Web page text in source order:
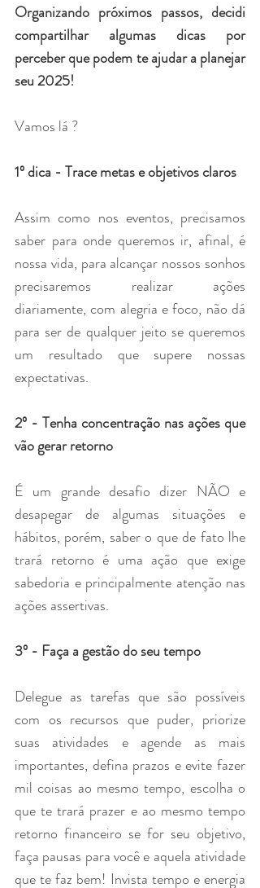
Organizando próximos passos, decidi
compartilhar algumas dicas por
perceber que podem te ajudar a planejar
seu 2025!
Vamos lá ?
1º dica - Trace metas e objetivos claros
Assim como nos eventos, precisamos
saber para onde queremos ir, afinal, é
nossa vida, para alcançar nossos sonhos
precisaremos realizar ações
diariamente, com alegria e foco, não dá
para ser de qualquer jeito se queremos
um resultado que supere nossas
expectativas.
2º - Tenha concentração nas ações que
vão gerar retorno
É um grande desafio dizer NÃO e
desapegar de algumas situações e
hábitos, porém, saber o que de fato lhe
trará retorno é uma ação que exige
sabedoria e principalmente atenção nas
ações assertivas.
3º - Faça a gestão do seu tempo
Delegue as tarefas que são possíveis
com os recursos que puder, priorize
suas atividades e agende as mais
importantes, defina prazos e evite fazer
mil coisas ao mesmo tempo, escolha o
que te trará prazer e ao mesmo tempo
retorno financeiro se for seu objetivo,
faça pausas para você e aquela atividade
que te faz bem! Invista tempo e energia